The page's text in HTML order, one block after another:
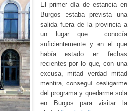
El primer día de estancia en
Burgos estaba prevista una
salida fuera dela provincia a
un lugar que conocía
suficientemente y en el que
había estado en fechas
recientes por lo que, con una
excusa, mitad verdad mitad
mentira, conseguí desligarme
del programa y quedarme sola
en Burgos para visitar la